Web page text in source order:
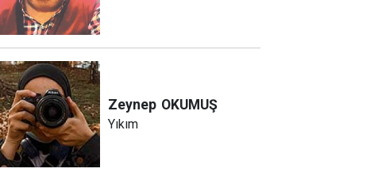
Zeynep OKUMUŞ
Yıkım